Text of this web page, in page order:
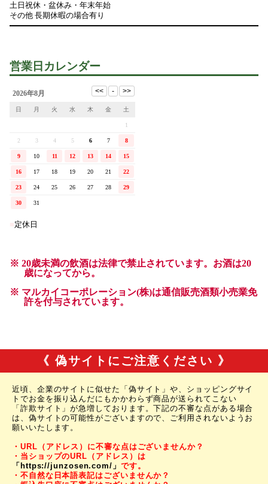
《 偽サイトにご注意ください 》
近頃、企業のサイトに似せた「偽サイト」や、ショッピングサイ
トでお金を振り込んだにもかかわらず商品が送られてこない
「詐欺サイト」が急増しております。下記の不審な点がある場合
は、偽サイトの可能性がございますので、ご利用されないようお
願いいたします。
・URL（アドレス）に不審な点はございませんか？
・当ショップのURL（アドレス）は
「https://junzosen.com/」 です。
・不自然な日本語表記はございませんか？